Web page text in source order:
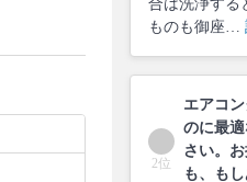
合は洗浄する
ものも御座…
2位
エアコ
のに最
さい。
も、も